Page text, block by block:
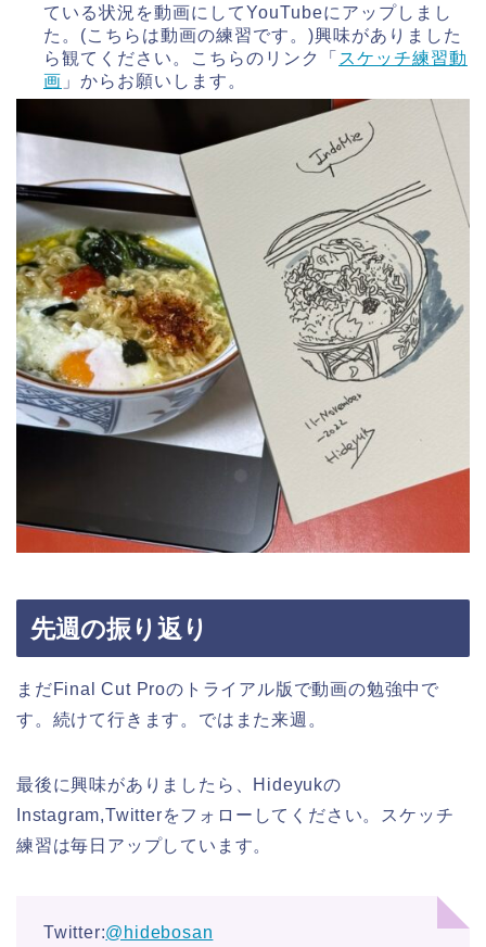
ている状況を動画にしてYouTubeにアップしまし
た。(こちらは動画の練習です。)興味がありました
ら観てください。こちらのリンク「 スケッチ練習動
画 」からお願いします。
先週の振り返り
まだFinal Cut Proのトライアル版で動画の勉強中で
す。続けて行きます。ではまた来週。
最後に興味がありましたら、Hideyukの
Instagram,Twitterをフォローしてください。スケッチ
練習は毎日アップしています。
Twitter:@hidebosan